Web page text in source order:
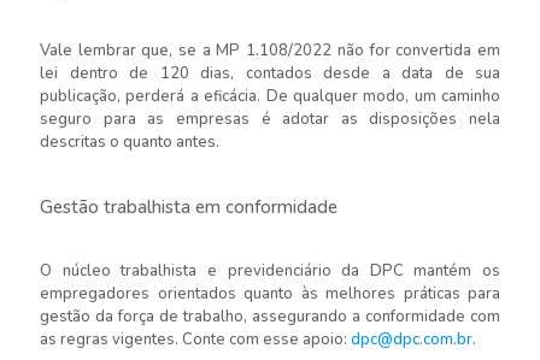
Vale lembrar que, se a MP 1.108/2022 não for convertida em
lei dentro de 120 dias, contados desde a data de sua
publicação, perderá a eficácia. De qualquer modo, um caminho
seguro para as empresas é adotar as disposições nela
descritas o quanto antes.
Gestão trabalhista em conformidade
O núcleo trabalhista e previdenciário da DPC mantém os
empregadores orientados quanto às melhores práticas para
gestão da força de trabalho, assegurando a conformidade com
as regras vigentes. Conte com esse apoio: dpc@dpc.com.br.